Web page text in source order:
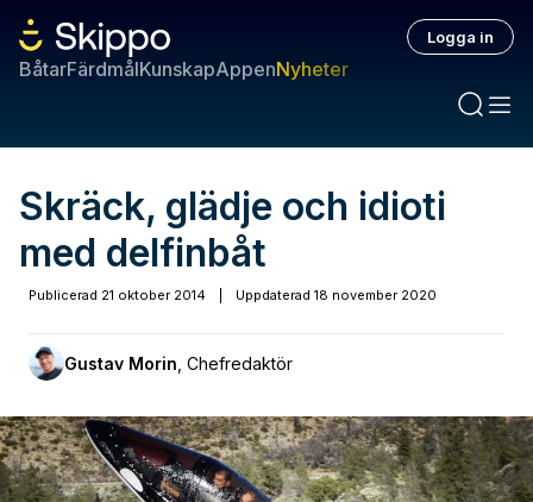
BåtarFärdmålKunskapAppenNyheter
Logga in
Skräck, glädje och idioti
med delfinbåt
Publicerad 21 oktober 2014 Uppdaterad 18 november 2020
Gustav Morin Chefredaktör